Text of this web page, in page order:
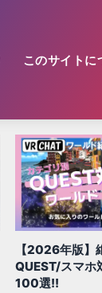
このサイトに
【2026年版
すめ!! 謎解き